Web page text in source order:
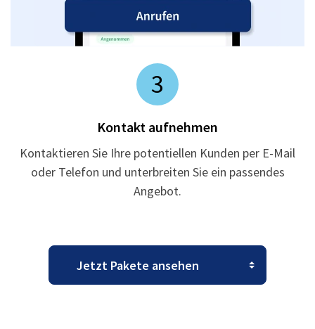
3
Kontakt aufnehmen
Kontaktieren Sie Ihre potentiellen Kunden per E-Mail
oder Telefon und unterbreiten Sie ein passendes
Angebot.